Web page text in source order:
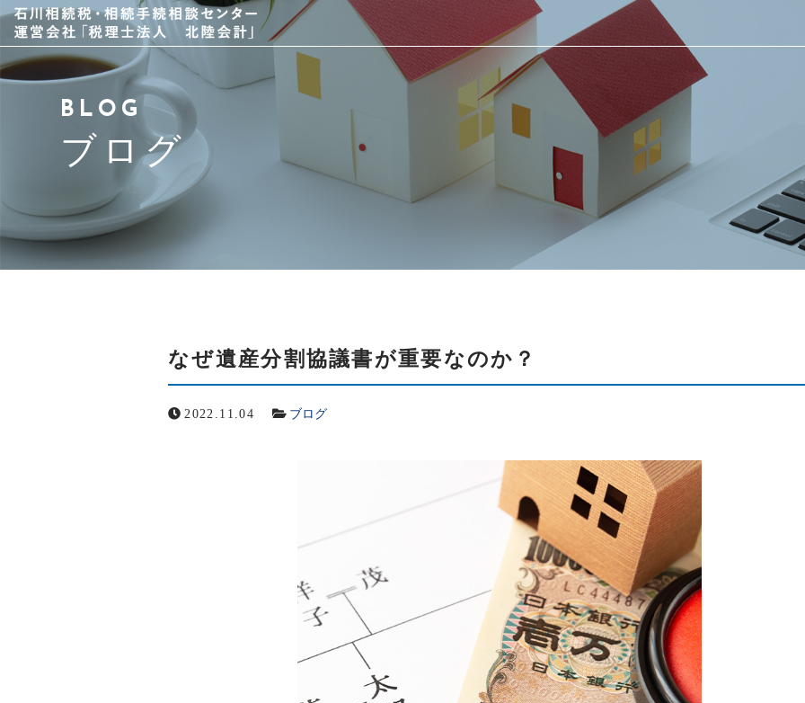
当事務所について
アクセス
CONTACT
滞りなく相続手続きを終えるために
お問い合わせフォーム
BLOG
ブログ
なぜ遺産分割協議書が重要なのか？
2022.11.04 ブログ